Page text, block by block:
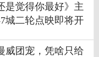
是觉得你最好》主
城二轮点映即将开
威团宠，凭啥只给